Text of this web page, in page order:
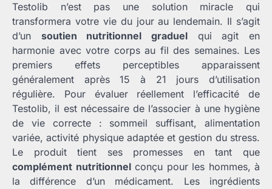
Testolib n’est pas une solution miracle qui
transformera votre vie du jour au lendemain. Il s’agit
d’un soutien nutritionnel graduel qui agit en
harmonie avec votre corps au fil des semaines. Les
premiers effets perceptibles apparaissent
généralement après 15 à 21 jours d’utilisation
régulière. Pour évaluer réellement l’efficacité de
Testolib, il est nécessaire de l’associer à une hygiène
de vie correcte : sommeil suffisant, alimentation
variée, activité physique adaptée et gestion du stress.
Le produit tient ses promesses en tant que
complément nutritionnelconçu pour les hommes, à
la différence d’un médicament. Les ingrédients